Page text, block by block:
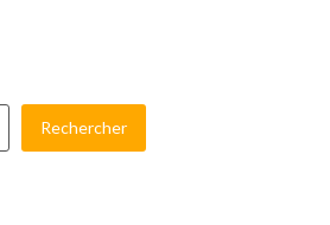
Rechercher